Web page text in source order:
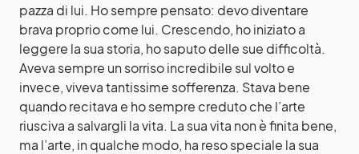
pazza di lui. Ho sempre pensato: devo diventare
brava proprio come lui. Crescendo, ho iniziato a
leggere la sua storia, ho saputo delle sue difficoltà.
Aveva sempre un sorriso incredibile sul volto e
invece, viveva tantissime sofferenza. Stava bene
quando recitava e ho sempre creduto che l’arte
riusciva a salvargli la vita. La sua vita non è finita bene,
ma l’arte, in qualche modo, ha reso speciale la sua